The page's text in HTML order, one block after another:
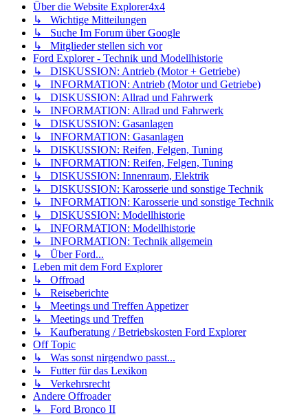
Über die Website Explorer4x4
↳ Wichtige Mitteilungen
↳ Suche Im Forum über Google
↳ Mitglieder stellen sich vor
Ford Explorer - Technik und Modellhistorie
↳ DISKUSSION: Antrieb (Motor + Getriebe)
↳ INFORMATION: Antrieb (Motor und Getriebe)
↳ DISKUSSION: Allrad und Fahrwerk
↳ INFORMATION: Allrad und Fahrwerk
↳ DISKUSSION: Gasanlagen
↳ INFORMATION: Gasanlagen
↳ DISKUSSION: Reifen, Felgen, Tuning
↳ INFORMATION: Reifen, Felgen, Tuning
↳ DISKUSSION: Innenraum, Elektrik
↳ DISKUSSION: Karosserie und sonstige Technik
↳ INFORMATION: Karosserie und sonstige Technik
↳ DISKUSSION: Modellhistorie
↳ INFORMATION: Modellhistorie
↳ INFORMATION: Technik allgemein
↳ Über Ford...
Leben mit dem Ford Explorer
↳ Offroad
↳ Reiseberichte
↳ Meetings und Treffen Appetizer
↳ Meetings und Treffen
↳ Kaufberatung / Betriebskosten Ford Explorer
Off Topic
↳ Was sonst nirgendwo passt...
↳ Futter für das Lexikon
↳ Verkehrsrecht
Andere Offroader
↳ Ford Bronco II